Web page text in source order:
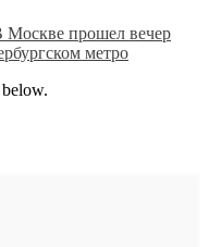
Москве прошел вечер
метро